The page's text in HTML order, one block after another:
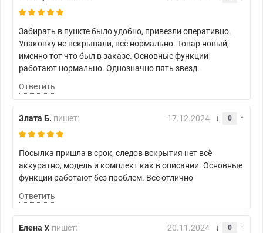
Забирать в пункте было удобно, привезли оперативно.
Упаковку не вскрывали, всё нормально. Товар новый,
именно тот что был в заказе. Основные функции
работают нормально. Однозначно пять звезд.
Ответить
Злата Б. пишет: 17.12.2024 0
Посылка пришла в срок, следов вскрытия нет всё
аккуратно, модель и комплект как в описании. Основные
функции работают без проблем. Всё отлично
Ответить
Елена У. пишет: 20.11.2024 0